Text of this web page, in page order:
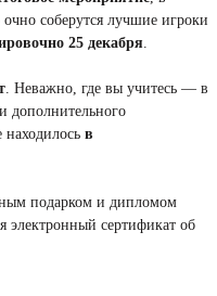
соберутся лучшие игроки
25 декабря.
. Неважно, где вы учитесь — в
дополнительного
в
подарком и дипломом
электронный сертификат об